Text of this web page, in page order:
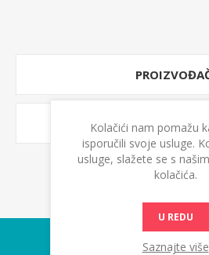
OZNAKE
Kolačići nam pomažu
isporučili svoje usluge.
usluge, slažete se s
kolačića.
U REDU
Saznajte više